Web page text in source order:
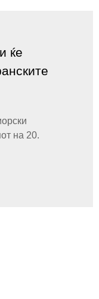
ќе
на 20.